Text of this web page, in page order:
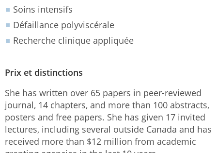
Soins intensifs
Défaillance polyviscérale
Recherche clinique appliquée
Prix et distinctions
She has written over 65 papers in peer-reviewed
journal, 14 chapters, and more than 100 abstracts,
posters and free papers. She has given 17 invited
lectures, including several outside Canada and has
received more than $12 million from academic